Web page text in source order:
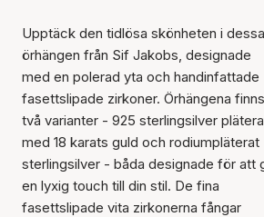
Upptäck den tidlösa skönheten i dessa
örhängen från Sif Jakobs, designade
med en polerad yta och handinfattade
fasettslipade zirkoner. Örhängena
två varianter - 925 sterlingsilver
med 18 karats guld och rodiumpläterat
sterlingsilver - båda designade för att
en lyxig touch till din stil. De fina
fasettslipade vita zirkonerna fångar